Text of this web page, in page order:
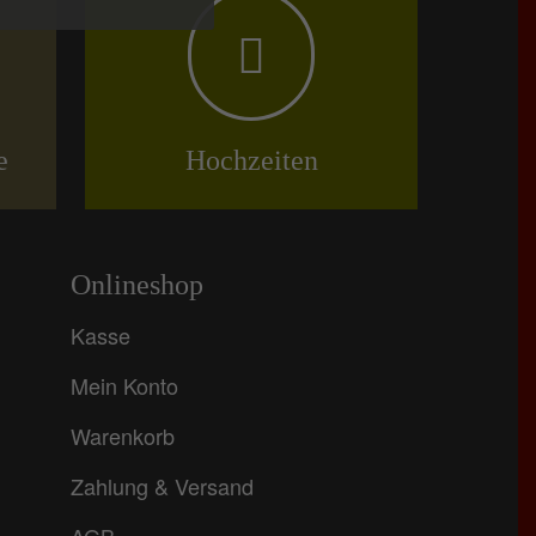
Hochzeiten
Onlineshop
Kasse
Mein Konto
Warenkorb
Zahlung & Versand